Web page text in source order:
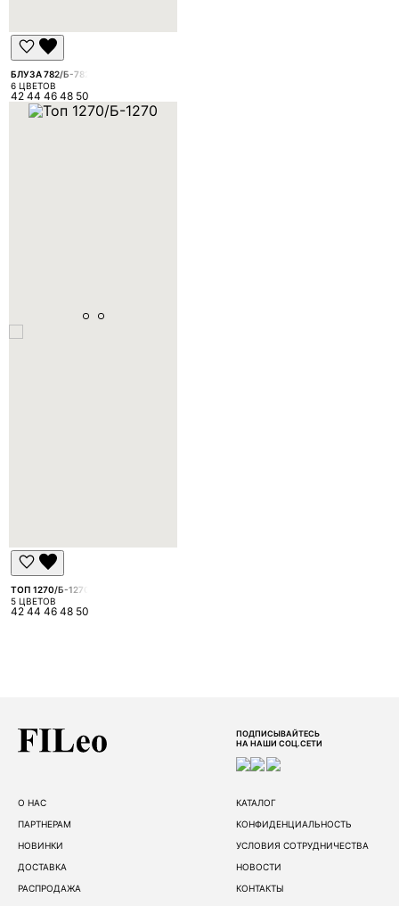
БЛУЗА 782/Б-782
6 ЦВЕТОВ
42 44 46 48 50
ТОП 1270/Б-1270
5 ЦВЕТОВ
42 44 46 48 50
ПОДПИСЫВАЙТЕСЬ
НА НАШИ СОЦ.СЕТИ
О НАС
КАТАЛОГ
ПАРТНЕРАМ
КОНФИДЕНЦИАЛЬНОСТЬ
НОВИНКИ
УСЛОВИЯ СОТРУДНИЧЕСТВА
ДОСТАВКА
НОВОСТИ
РАСПРОДАЖА
КОНТАКТЫ